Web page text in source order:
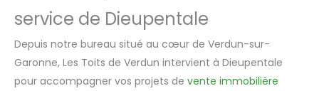
service de Dieupentale
Depuis notre bureau situé au cœur de Verdun-sur-
Garonne, Les Toits de Verdun intervient à Dieupentale
pour accompagner vos projets de vente immobilière